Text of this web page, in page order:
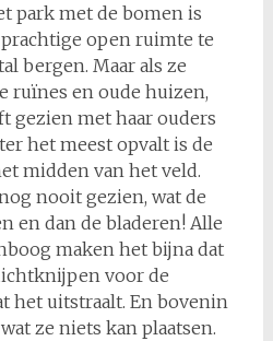
park met de bomen is
open ruimte te
bergen. Maar als ze
ruïnes en oude huizen,
gezien met haar ouders
het meest opvalt is de
midden van het veld.
nooit gezien, wat de
en dan de bladeren! Alle
maken het bijna dat
voor de
het uitstraalt. En bovenin
ze niets kan plaatsen.